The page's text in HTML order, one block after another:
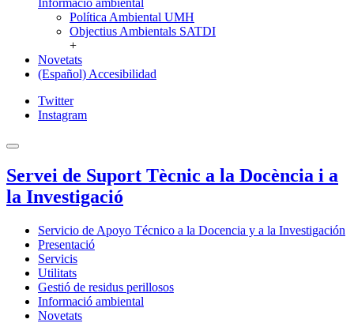
Informació ambiental
Política Ambiental UMH
Objectius Ambientals SATDI
+
Novetats
(Español) Accesibilidad
Twitter
Instagram
Servei de Suport Tècnic a la Docència i a
la Investigació
Servicio de Apoyo Técnico a la Docencia y a la Investigación
Presentació
Servicis
Utilitats
Gestió de residus perillosos
Informació ambiental
Novetats